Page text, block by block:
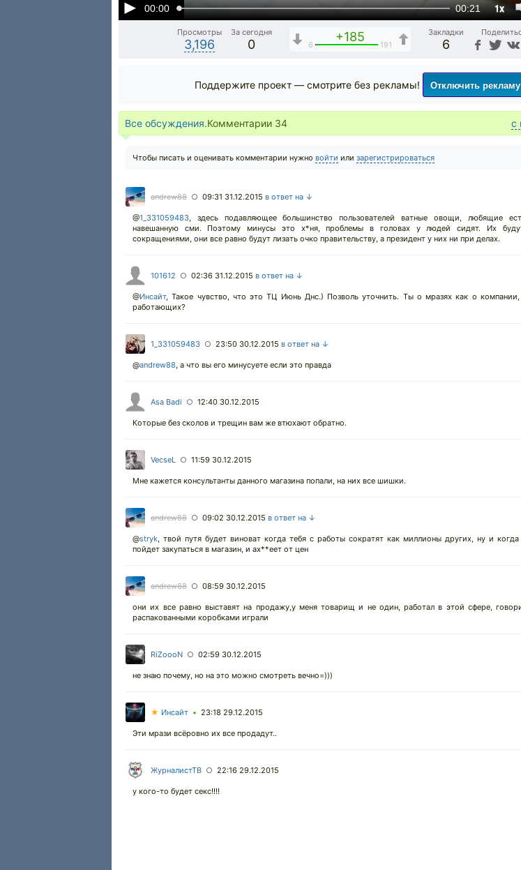
00:00 00:21 1x
Просмотры
3,196
За сегодня
0
+185
6 191
Закладки
6
Поддержите проект — смотрите без рекламы! Отключить рекламу
Все обсуждения.Комментарии 34 с
Чтобы писать и оценивать комментарии нужно войти или зарегистрироваться
andrew88 ○ 09:31 31.12.2015 в ответ на ↓
@1_331059483, здесь подавляющее большинство пользователей ватные овощи, любящие
навешанную сми. Поэтому минусы это х*ня, проблемы в головах у людей сидят. Их
сокращениями, они все равно будут лизать очко правительству, а президент у них ни при делах.
101612 ○ 02:36 31.12.2015 в ответ на ↓
@Инсайт,Такое чувство, что это ТЦ Июнь Днс.) Позволь уточнить. Ты о мразях как о
работающих?
1_331059483 ○ 23:50 30.12.2015 в ответ на ↓
@andrew88, а что вы его минусуете если это правда
Asa Badi ○ 12:40 30.12.2015
Которые без сколов и трещин вам же втюхают обратно.
VecseL ○ 11:59 30.12.2015
Мне кажется консультанты данного магазина попали, на них все шишки.
andrew88 ○ 09:02 30.12.2015 в ответ на ↓
@stryk, твой путя будет виноват когда тебя с работы сократят как миллионы других, ну и
пойдет закупаться в магазин, и ах**еет от цен
andrew88 ○ 08:59 30.12.2015
они их все равно выставят на продажу,у меня товарищ и не один, работал в этой сфере,
распакованными коробками играли
RiZoooN ○ 02:59 30.12.2015
не знаю почему, но на это можно смотреть вечно=)))
★ Инсайт • 23:18 29.12.2015
Эти мрази всёровно их все продадут..
ЖурналистТВ ○ 22:16 29.12.2015
у кого-то будет секс!!!!